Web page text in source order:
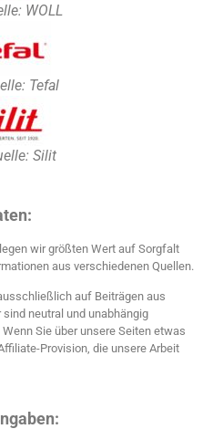
WOLL
Tefal
Silit
wir größten Wert auf Sorgfalt
aus verschiedenen Quellen.
auf Beiträgen aus
neutral und unabhängig
Sie über unsere Seiten etwas
Provision, die unsere Arbeit